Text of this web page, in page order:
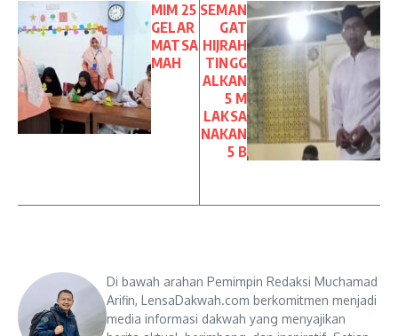
MIM 25
GELAR
MATSA
MAH
SEMAN
GAT
HIJRAH
TINGG
ALKAN
5 M
LAKSA
NAKAN
5 B
Di bawah arahan Pemimpin Redaksi Muchamad
Arifin, LensaDakwah.com berkomitmen menjadi
media informasi dakwah yang menyajikan